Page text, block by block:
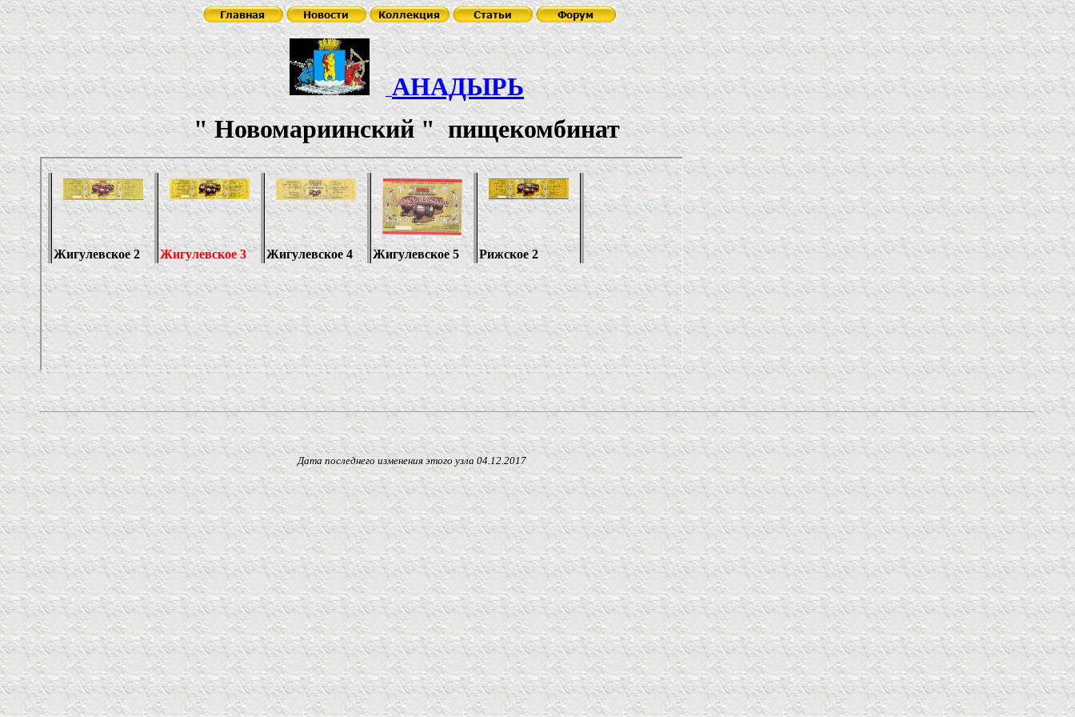
АНАДЫРЬ
"Новомариинский"пищекомбинат
Дата последнего изменения этого узла04.12.2017